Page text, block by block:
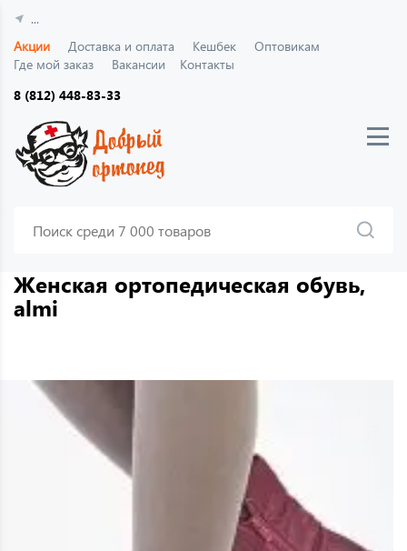
...
Акции
Доставка и оплата Кешбек
Оптовикам
Где мой заказ
Вакансии
Контакты
8 (812) 448-83-33
Женская ортопедическая обувь,
almi